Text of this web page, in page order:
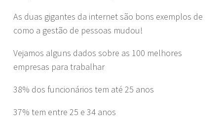
As duas gigantes da internet são bons exemplos de
como a gestão de pessoas mudou!
Vejamos alguns dados sobre as 100 melhores
empresas para trabalhar
38% dos funcionários tem até 25 anos
37% tem entre 25 e 34 anos